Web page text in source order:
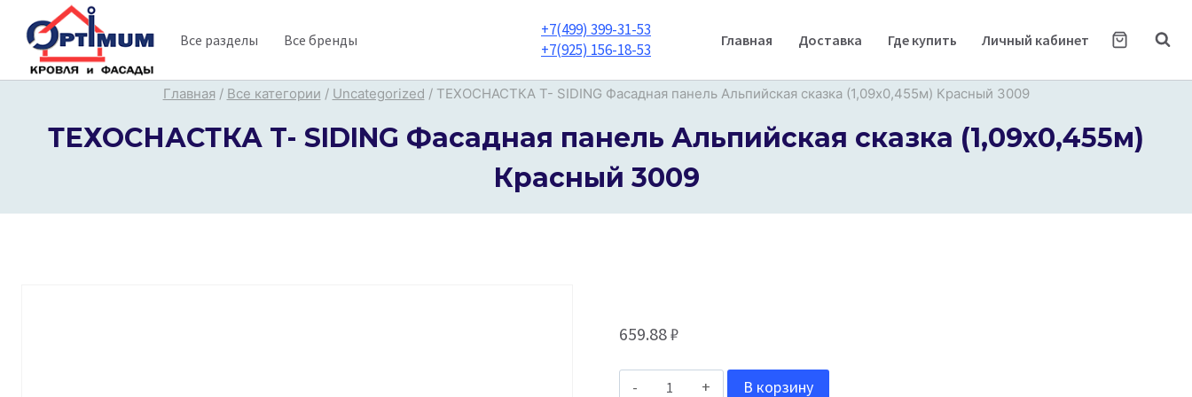
содержимому
Все разделы Все бренды
+7(499) 399-31-53
+7(925) 156-18-53
Главная Доставка Где купить Личный кабинет
Главная / Все категории / Uncategorized / ТЕХОСНАСТКА T- SIDING Фасадная панель Альпийская сказка (1,09х0,455м) Красный 3009
ТЕХОСНАСТКА T- SIDING Фасадная панель Альпийская сказка (1,09х0,455м)
Красный 3009
659.88₽
Количество
В корзину